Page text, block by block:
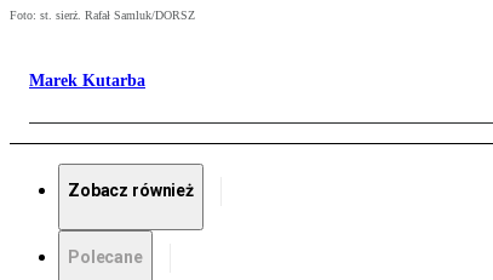
Foto: st. sierż. Rafał Samluk/DORSZ
Marek Kutarba
Zobacz również
Polecane